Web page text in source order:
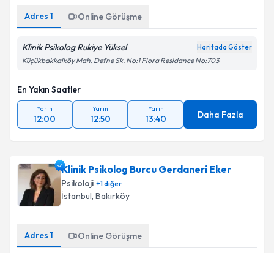
Adres 1 Online Görüşme
Klinik Psikolog Rukiye Yüksel Haritada Göster
Küçükbakkalköy Mah. Defne Sk. No:1 Flora Residance No:703
En Yakın Saatler
Yarın
12:00
Yarın
12:50
Yarın
13:40 Daha Fazla
Klinik Psikolog Burcu Gerdaneri Eker
Psikoloji +1diğer
İstanbul, Bakırköy
Adres 1 Online Görüşme